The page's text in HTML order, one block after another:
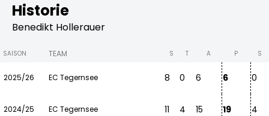
Historie
Benedikt Hollerauer
SAISON TEAM S T A P S
2025/26 EC Tegernsee 8 0 6 6 0
2024/25 EC Tegernsee 11 4 15 19 4